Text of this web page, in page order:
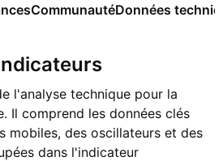
CommunautéDonnées
l'analyse technique pour la
Il comprend les données clés
mobiles, des oscillateurs et des
dans l'indicateur